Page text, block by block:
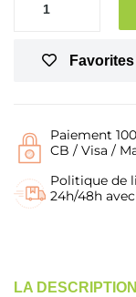
Favorites
Paiement
CB / Visa /
Politique de
24h/48h
LA DESCRIPTION